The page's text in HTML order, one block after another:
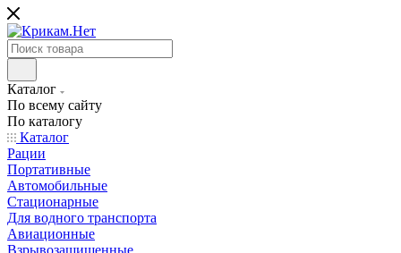
Каталог
По всему сайту
По каталогу
Каталог
Рации
Портативные
Автомобильные
Стационарные
Для водного транспорта
Авиационные
Взрывозащищенные